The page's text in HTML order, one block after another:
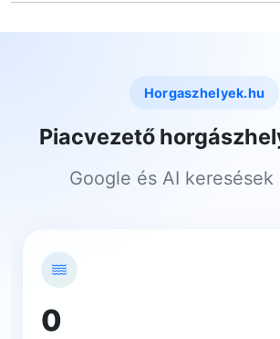
Horgaszhelyek.hu
Piacvezető
Google és AI keresések
0